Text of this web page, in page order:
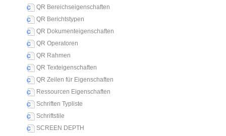
QR Bereichseigenschaften
QR Berichtstypen
QR Dokumenteigenschaften
QR Operatoren
QR Rahmen
QR Texteigenschaften
QR Zeilen für Eigenschaften
Ressourcen Eigenschaften
Schriften Typliste
Schriftstile
SCREEN DEPTH